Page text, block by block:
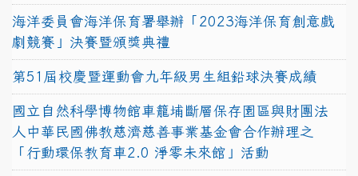
海洋委員會海洋保育署舉辦「2023海洋保育創意戲
劇競賽」決賽暨頒獎典禮
第51屆校慶暨運動會九年級男生組鉛球決賽成績
國立自然科學博物館車籠埔斷層保存園區與財團法
人中華民國佛教慈濟慈善事業基金會合作辦理之
「行動環保教育車2.0 淨零未來館」活動